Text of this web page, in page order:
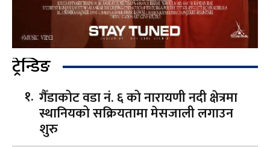
ट्रेन्डिङ
गैँडाकोट वडा नं. ६ को नारायणी नदी क्षेत्रमा
स्थानियको सक्रियतामा मेसजाली लगाउन
शुरु